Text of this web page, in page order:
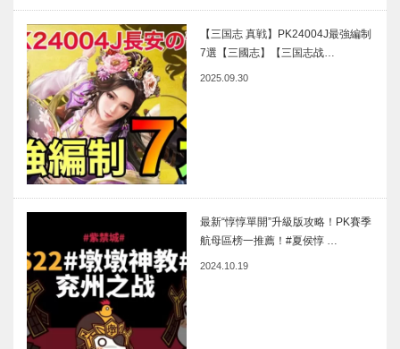
【三国志 真戦】PK24004J最強編制
7選【三國志】【三国志战…
2025.09.30
最新“惇惇單開”升級版攻略！PK賽季
航母區榜一推薦！#夏侯惇 …
2024.10.19